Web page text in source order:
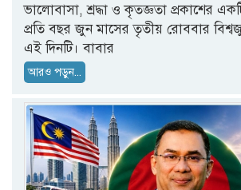
ভালোবাসা, শ্রদ্ধা ও কৃতজ্ঞতা প্রকাশের
প্রতি বছর জুন মাসের তৃতীয় রোববার
এই দিনটি। বাবার
আরও পড়ুন...